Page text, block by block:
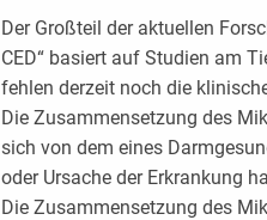
Der Großteil der aktuellen
CED“ basiert auf Studien am
fehlen derzeit noch die
Die Zusammensetzung des
sich von dem eines
oder Ursache der Erkrankung
Die Zusammensetzung des